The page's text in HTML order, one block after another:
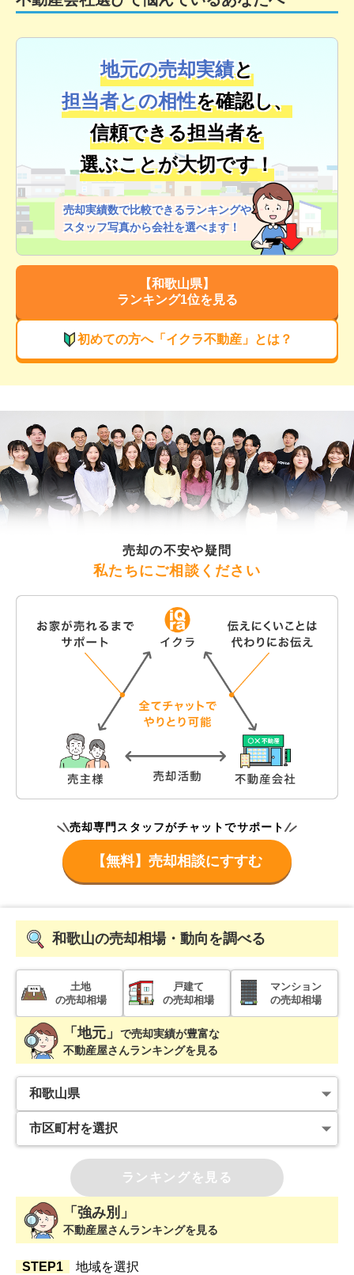
地元の売却実績と
担当者との相性を確認し、
信頼できる担当者を
選ぶことが大切です！
売却実績数で比較できるランキングや
スタッフ写真から会社を選べます！
【和歌山県】
ランキング1位を見る
初めての方へ「イクラ不動産」とは？
売却の不安や疑問
私たちにご相談ください
売却専門スタッフがチャットでサポート
【無料】売却相談にすすむ
和歌山の売却相場・動向を調べる
土地
の売却相場
戸建て
の売却相場
マンション
の売却相場
「地元」 で売却実績が豊富な
不動産屋さんランキングを見る
ランキングを見る
「強み別」
不動産屋さんランキングを見る
STEP1 地域を選択